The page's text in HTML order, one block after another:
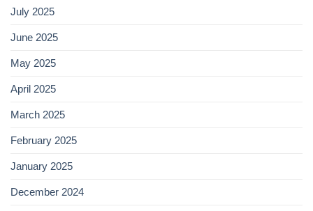
July 2025
June 2025
May 2025
April 2025
March 2025
February 2025
January 2025
December 2024